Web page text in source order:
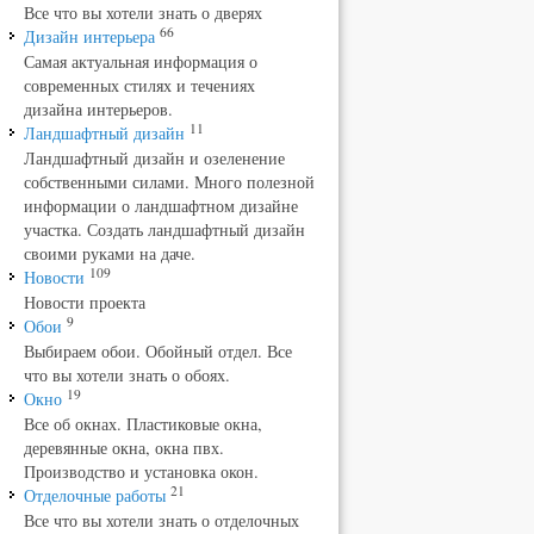
Все что вы хотели знать о дверях
Дизайн интерьера 66
Самая актуальная информация о
современных стилях и течениях
дизайна интерьеров.
Ландшафтный дизайн 11
Ландшафтный дизайн и озеленение
собственными силами. Много полезной
информации о ландшафтном дизайне
участка. Создать ландшафтный дизайн
своими руками на даче.
Новости 109
Новости проекта
Обои 9
Выбираем обои. Обойный отдел. Все
что вы хотели знать о обоях.
Окно 19
Все об окнах. Пластиковые окна,
деревянные окна, окна пвх.
Производство и установка окон.
Отделочные работы 21
Все что вы хотели знать о отделочных